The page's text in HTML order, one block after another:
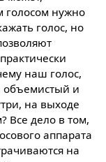
голосом нужно
голос, но
наш голос,
объемистый и
на выходе
Все дело в том,
аппарата
на